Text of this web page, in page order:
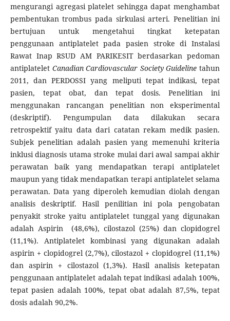
mengurangi agregasi platelet sehingga dapat menghambat
pembentukan trombus pada sirkulasi arteri. Penelitian ini
bertujuan untuk mengetahui tingkat ketepatan
penggunaan antiplatelet pada pasien stroke di Instalasi
Rawat Inap RSUD AM PARIKESIT berdasarkan pedoman
antiplatelet Canadian Cardiovascular Society Guidelinetahun
2011, dan PERDOSSI yang meliputi tepat indikasi, tepat
pasien, tepat obat, dan tepat dosis. Penelitian ini
menggunakan rancangan penelitian non eksperimental
(deskriptif). Pengumpulan data dilakukan secara
retrospektif yaitu data dari catatan rekam medik pasien.
Subjek penelitian adalah pasien yang memenuhi kriteria
inklusi diagnosis utama stroke mulai dari awal sampai akhir
perawatan baik yang mendapatkan terapi antiplatelet
maupun yang tidak mendapatkan terapi antiplatelet selama
perawatan. Data yang diperoleh kemudian diolah dengan
analisis deskriptif. Hasil penilitian ini pola pengobatan
penyakit stroke yaitu antiplatelet tunggal yang digunakan
adalah Aspirin (48,6%), cilostazol (25%) dan clopidogrel
(11,1%). Antiplatelet kombinasi yang digunakan adalah
aspirin + clopidogrel (2,7%), cilostazol + clopidogrel (11,1%)
dan aspirin + cilostazol (1,3%). Hasil analisis ketepatan
penggunaan antiplatelet adalah tepat indikasi adalah 100%,
tepat pasien adalah 100%, tepat obat adalah 87,5%, tepat
dosis adalah 90,2%.